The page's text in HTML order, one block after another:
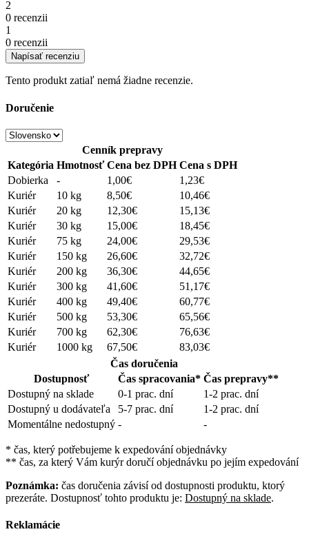
2
0 recenzii
1
0 recenzii
Napísať recenziu
Tento produkt zatiaľ nemá žiadne recenzie.
Doručenie
Cenník prepravy
Kategória Hmotnosť Cena bez DPH Cena s DPH
Dobierka
- 1,00€
1,23€
Kuriér
10 kg 8,50€
10,46€
Kuriér
20 kg 12,30€
15,13€
Kuriér
30 kg 15,00€
18,45€
Kuriér
75 kg 24,00€
29,53€
Kuriér
150 kg 26,60€
32,72€
Kuriér
200 kg 36,30€
44,65€
Kuriér
300 kg 41,60€
51,17€
Kuriér
400 kg 49,40€
60,77€
Kuriér
500 kg 53,30€
65,56€
Kuriér
700 kg 62,30€
76,63€
Kuriér
1000 kg 67,50€
83,03€
Čas doručenia
Dostupnosť
Čas spracovania* Čas prepravy**
Dostupný na sklade
0-1 prac. dní
1-2 prac. dní
Dostupný u dodávateľa
5-7 prac. dní
1-2 prac. dní
Momentálne nedostupný - -
* čas, který potřebujeme k expedování objednávky
** čas, za který Vám kurýr doručí objednávku po jejím expedování
Poznámka: čas doručenia závisí od dostupnosti produktu, ktorý
prezeráte. Dostupnosť tohto produktu je: Dostupný na sklade.
Reklamácie